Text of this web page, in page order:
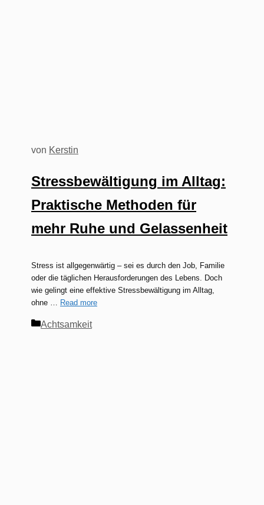
Stressbewältigung im Alltag:
Praktische Methoden für
mehr Ruhe und Gelassenheit
von Kerstin
Stress ist allgegenwärtig – sei es durch den Job, Familie
oder die täglichen Herausforderungen des Lebens. Doch
wie gelingt eine effektive Stressbewältigung im Alltag,
ohne … Read more
Kategorien
Achtsamkeit